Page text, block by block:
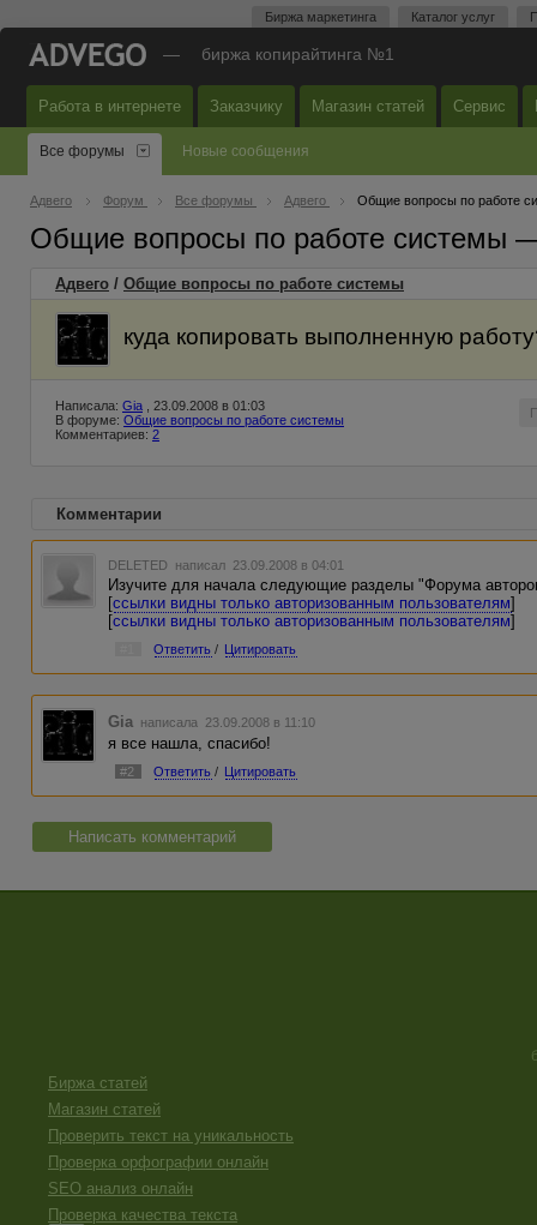
Биржа маркетинга Каталог услуг
— биржа копирайтинга №1
Работа в интернете Заказчику Магазин статей Сервис
Все форумы Новые сообщения
Адвего Форум Все форумы Адвего Общие вопросы по работе
Общие вопросы по работе системы
Адвего / Общие вопросы по работе системы
куда копировать выполненную
Написала: Gia , 23.09.2008 в 01:03
В форуме: Общие вопросы по работе системы
Комментариев: 2
Комментарии
DELETED написал 23.09.2008 в 04:01
Изучите для начала следующие разделы "Форума
[ссылки видны только авторизованным пользователям]
[ссылки видны только авторизованным пользователям]
Ответить / Цитировать
Gia написала 23.09.2008 в 11:10
я все нашла, спасибо!
#2 Ответить / Цитировать
Написать комментарий
Биржа статей
Магазин статей
Проверить текст на уникальность
Проверка орфографии онлайн
SEO анализ онлайн
Проверка качества текста